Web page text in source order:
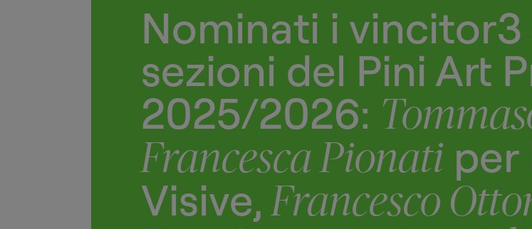
Nominati i
sezioni del Pini Art
2025/2026:
Francesca Pionati per
Visive,Francesco